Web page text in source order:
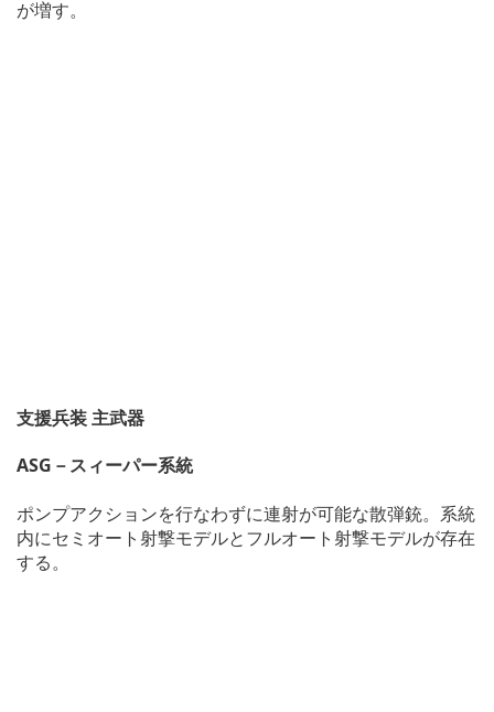
が増す。
支援兵装 主武器
ASG－スィーパー系統
ポンプアクションを行なわずに連射が可能な散弾銃。系統
内にセミオート射撃モデルとフルオート射撃モデルが存在
する。